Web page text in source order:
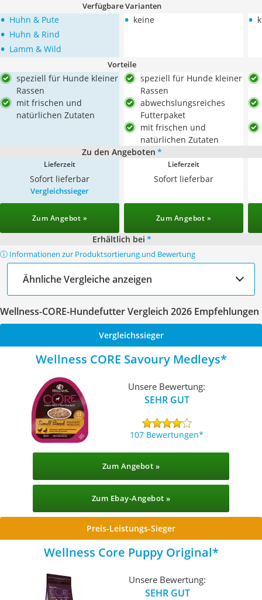
Verfügbare Varianten
• Huhn & Pute
• Huhn & Rind
• Lamm & Wild
• keine •
Vorteile
speziell für Hunde kleiner
Rassen
mit frischen und
natürlichen Zutaten
speziell für Hunde kleiner
Rassen
abwechslungsreiches
Futterpaket
mit frischen und
natürlichen Zutaten
Zu den Angeboten *
Lieferzeit
Sofort lieferbar
Lieferzeit
Sofort lieferbar
Vergleichssieger
Zum Angebot » Zum Angebot »
Erhältlich bei *
ⓘ Informationen zur Produktsortierung und Bewertung
Ähnliche Vergleiche anzeigen
Wellness-CORE-Hundefutter Vergleich 2026 Empfehlungen
Vergleichssieger
Wellness CORE Savoury Medleys
Unsere Bewertung:
SEHR GUT
107 Bewertungen
Zum Angebot »
Zum Ebay-Angebot »
Preis-Leistungs-Sieger
Wellness Core Puppy Original
Unsere Bewertung:
SEHR GUT